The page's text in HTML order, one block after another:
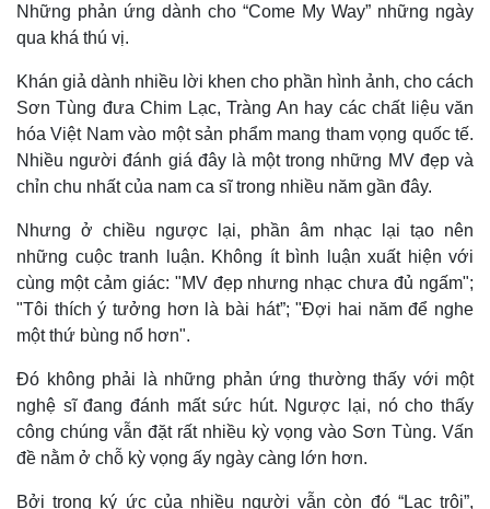
Thế giới
Quan sát
Multimedia
Video
Những phản ứng dành cho “Come My Way” những ngày
qua khá thú vị.
Khán giả dành nhiều lời khen cho phần hình ảnh, cho cách
Sơn Tùng đưa Chim Lạc, Tràng An hay các chất liệu văn
hóa Việt Nam vào một sản phẩm mang tham vọng quốc tế.
Nhiều người đánh giá đây là một trong những MV đẹp và
chỉn chu nhất của nam ca sĩ trong nhiều năm gần đây.
Nhưng ở chiều ngược lại, phần âm nhạc lại tạo nên
những cuộc tranh luận. Không ít bình luận xuất hiện với
cùng một cảm giác: "MV đẹp nhưng nhạc chưa đủ ngấm";
"Tôi thích ý tưởng hơn là bài hát”; "Đợi hai năm để nghe
một thứ bùng nổ hơn".
Đó không phải là những phản ứng thường thấy với một
nghệ sĩ đang đánh mất sức hút. Ngược lại, nó cho thấy
công chúng vẫn đặt rất nhiều kỳ vọng vào Sơn Tùng. Vấn
đề nằm ở chỗ kỳ vọng ấy ngày càng lớn hơn.
Bởi trong ký ức của nhiều người vẫn còn đó “Lạc trôi”,